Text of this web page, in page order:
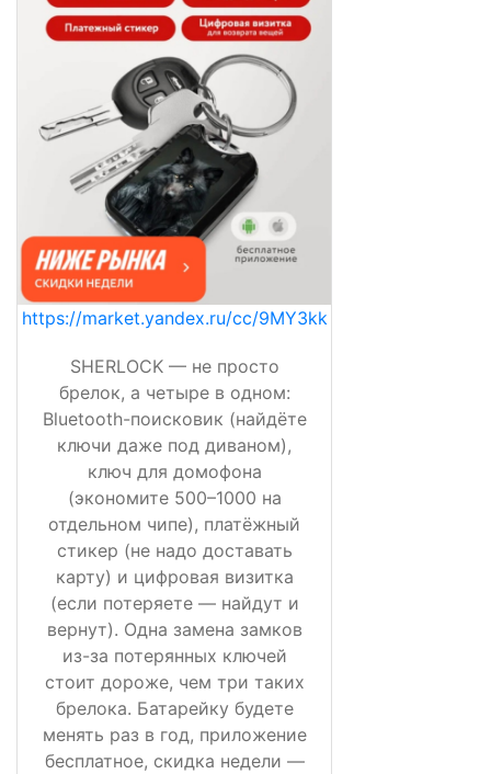
https://market.yandex.ru/cc/9MY3kk
SHERLOCK — не просто
брелок, а четыре в одном:
Bluetooth-поисковик (найдёте
ключи даже под диваном),
ключ для домофона
(экономите 500–1000 на
отдельном чипе), платёжный
стикер (не надо доставать
карту) и цифровая визитка
(если потеряете — найдут и
вернут). Одна замена замков
из-за потерянных ключей
стоит дороже, чем три таких
брелока. Батарейку будете
менять раз в год, приложение
бесплатное, скидка недели —